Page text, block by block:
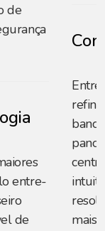
de
entre-
de
mais